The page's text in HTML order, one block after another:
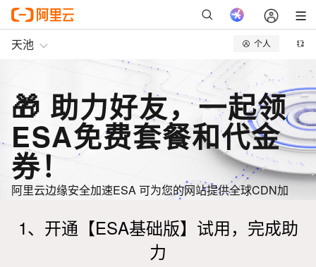
🎁 助力好友，一起领
ESA免费套餐和代金
券！
阿里云边缘安全加速ESA 可为您的网站提供全球CDN加
1、开通【ESA基础版】试用，完成助
力